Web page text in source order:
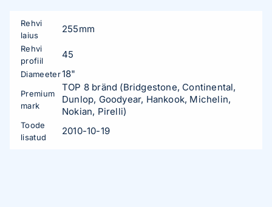
Rehvi
laius
255mm
Rehvi
profiil
45
Diameeter18"
Premium
mark
TOP 8 bränd (Bridgestone, Continental,
Dunlop, Goodyear, Hankook, Michelin,
Nokian, Pirelli)
Toode
lisatud
2010-10-19